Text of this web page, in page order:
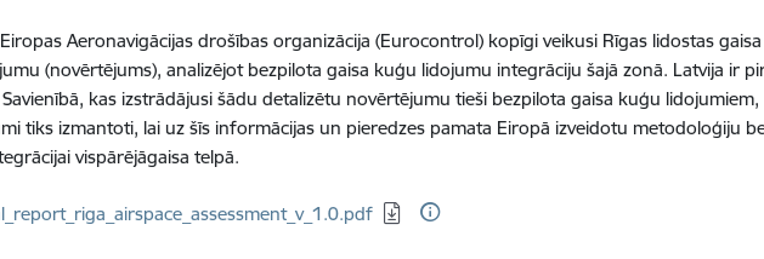
Aeronavigācijas drošības organizācija (Eurocontrol) kopīgi veikusi Rīgas lidostas
(novērtējums), analizējot bezpilota gaisa kuģu lidojumu integrāciju šajā zonā. Latvija ir
kas izstrādājusi šādu detalizētu novērtējumu tieši bezpilota gaisa kuģu
tiks izmantoti, lai uz šīs informācijas un pieredzes pamata Eiropā izveidotu metodoloģiju
vispārējāgaisa telpā.